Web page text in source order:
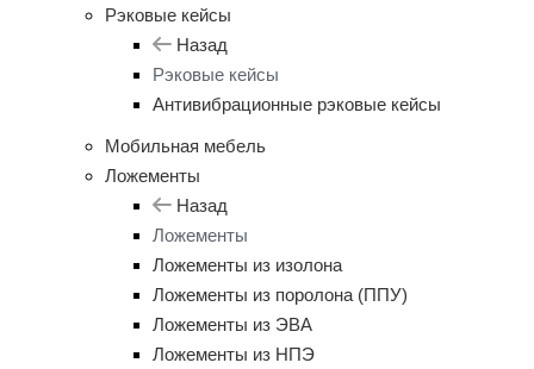
Рэковые кейсы
Назад
Рэковые кейсы
Антивибрационные рэковые кейсы
Мобильная мебель
Ложементы
Назад
Ложементы
Ложементы из изолона
Ложементы из поролона (ППУ)
Ложементы из ЭВА
Ложементы из НПЭ